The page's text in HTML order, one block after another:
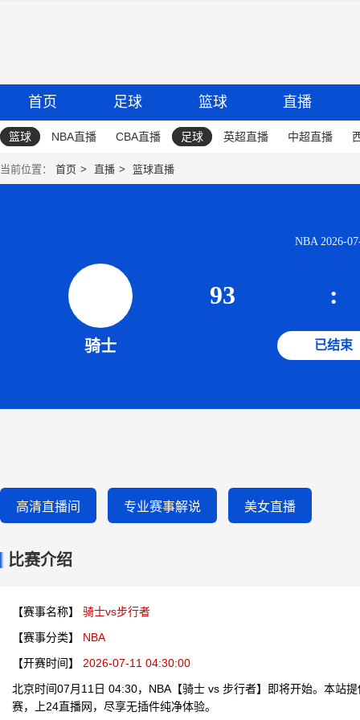
首页 足球 篮球 直播
篮球 NBA直播 CBA直播 足球 英超直播 中超直播
当前位置： 首页 直播 篮球直播
NBA 2026-
骑士
93 :
已结束
高清直播间 专业赛事解说 美女直播
比赛介绍
【赛事名称】
骑士vs步行者
【赛事分类】
NBA
【开赛时间】
2026-07-11 04:30:00
北京时间07月11日 04:30，NBA【骑士 vs 步行者】即将开始。本站
赛，上24直播网，尽享无插件纯净体验。